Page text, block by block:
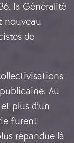
la Généralité
nouveau
de
Au
plus d’un
furent
répandue là